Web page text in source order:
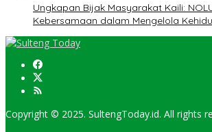
Ungkapan Bijak Masyarakat Kaili:
Kebersamaan dalam Mengelola
Copyright © 2025. SultengToday.id. All rights